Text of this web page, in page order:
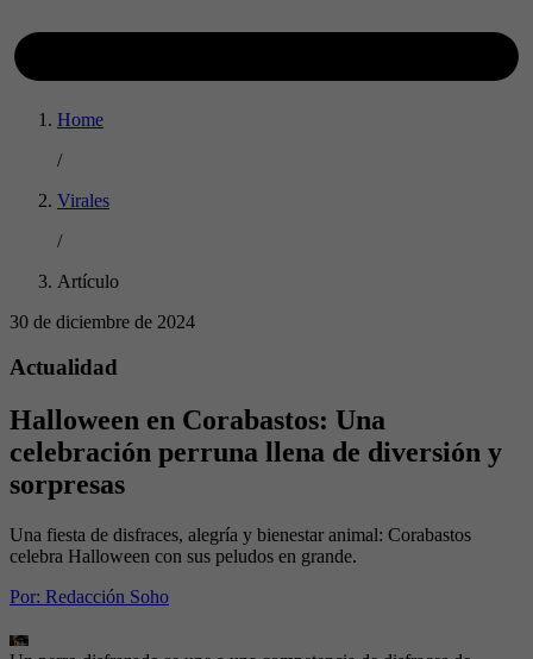
Home
/
Virales
/
Artículo
30 de diciembre de 2024
Actualidad
Halloween en Corabastos: Una
celebración perruna llena de diversión y
sorpresas
Una fiesta de disfraces, alegría y bienestar animal: Corabastos
celebra Halloween con sus peludos en grande.
Por: Redacción Soho